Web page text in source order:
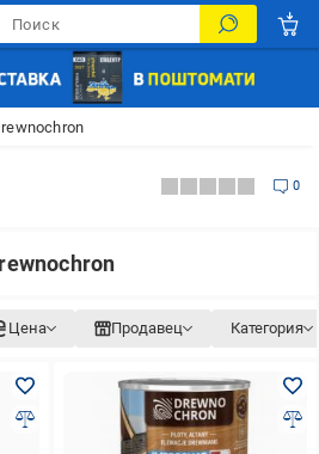
0
Цена Продавец Категория